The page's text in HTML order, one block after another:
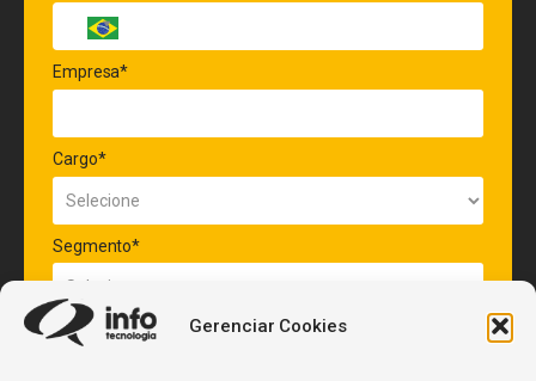
Gerenciar Cookies
Empresa*
Cargo*
Segmento*
Quantidade de veículos da frota*